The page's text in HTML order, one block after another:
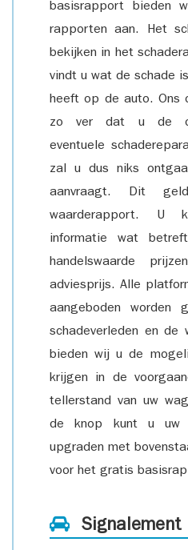
basisrapport bieden
rapporten aan. Het
bekijken in het
vindt u wat de schade
heeft op de auto. Ons
zo ver dat u de
eventuele
zal u dus niks
aanvraagt. Dit
waarderapport. U
informatie wat
handelswaarde
adviesprijs. Alle
aangeboden worden
schadeverleden en de
bieden wij u de
krijgen in de
tellerstand van uw
de knop kunt u uw
upgraden met
voor het gratis
Signalement